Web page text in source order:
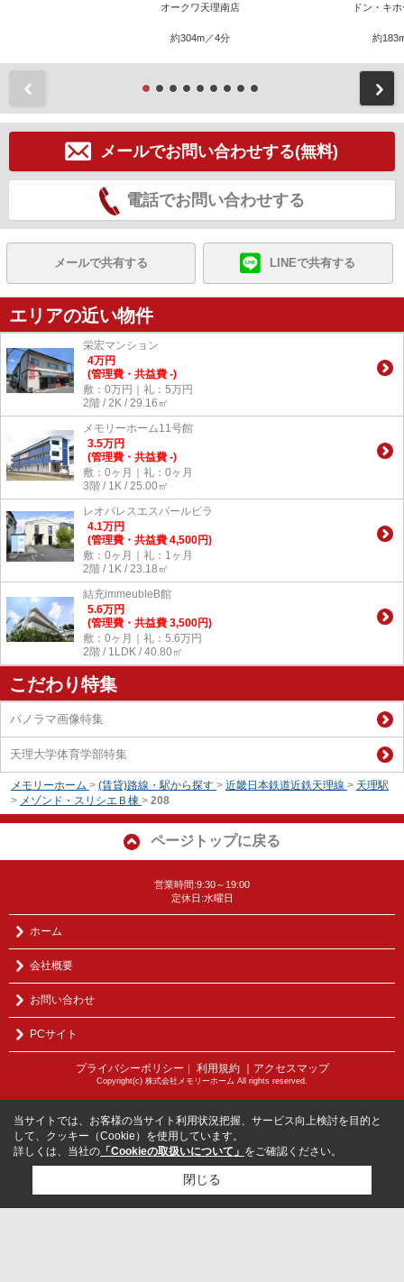
オークワ天理南店
約304m／4分
ドン・キ
約
メールでお問い合わせする(無料)
電話でお問い合わせする
メールで共有する LINEで共有する
エリアの近い物件
栄宏マンション
4万円
(管理費・共益費 -)
敷：0万円｜礼：5万円
2階 / 2K / 29.16㎡
メモリーホーム11号館
3.5万円
(管理費・共益費 -)
敷：0ヶ月｜礼：0ヶ月
3階 / 1K / 25.00㎡
レオパレスエスパールビラ
4.1万円
(管理費・共益費 4,500円)
敷：0ヶ月｜礼：1ヶ月
2階 / 1K / 23.18㎡
結充immeubleB館
5.6万円
(管理費・共益費 3,500円)
敷：0ヶ月｜礼：5.6万円
2階 / 1LDK / 40.80㎡
こだわり特集
パノラマ画像特集
天理大学体育学部特集
メモリーホーム > (賃貸)路線・駅から探す > 近畿日本鉄道近鉄天理線 > 天理駅
> メゾンド・スリシエＢ棟 > 208
ページトップに戻る
営業時間:9:30～19:00
定休日:水曜日
ホーム
会社概要
お問い合わせ
PCサイト
プライバシーポリシー ｜ 利用規約 ｜アクセスマップ
Copyright(c) 株式会社メモリーホーム All rights reserved.
当サイトでは、お客様の当サイト利用状況把握、サービス向上検討を目的と
して、クッキー（Cookie）を使用しています。
詳しくは、当社の 「Cookieの取扱いについて」 をご確認ください。
閉じる